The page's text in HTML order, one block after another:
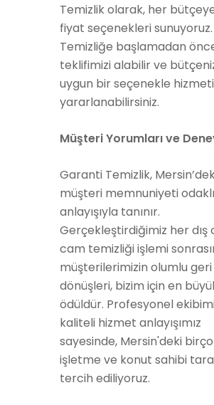
Temizlik olarak, her
fiyat seçenekleri sunuyoruz.
Temizliğe başlamadan
teklifimizi alabilir ve
uygun bir seçenekle
yararlanabilirsiniz.
Müşteri Yorumları ve
Garanti Temizlik,
müşteri memnuniyeti
anlayışıyla tanınır.
Gerçekleştirdiğimiz her dış
cam temizliği işlemi
müşterilerimizin olumlu geri
dönüşleri, bizim için en
ödüldür. Profesyonel
kaliteli hizmet anlayışımız
sayesinde, Mersin'deki
işletme ve konut sahibi
tercih ediliyoruz.